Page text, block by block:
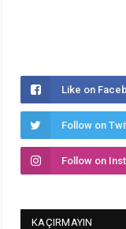
Like on
Follow on
Follow on
KAÇIRMAYIN